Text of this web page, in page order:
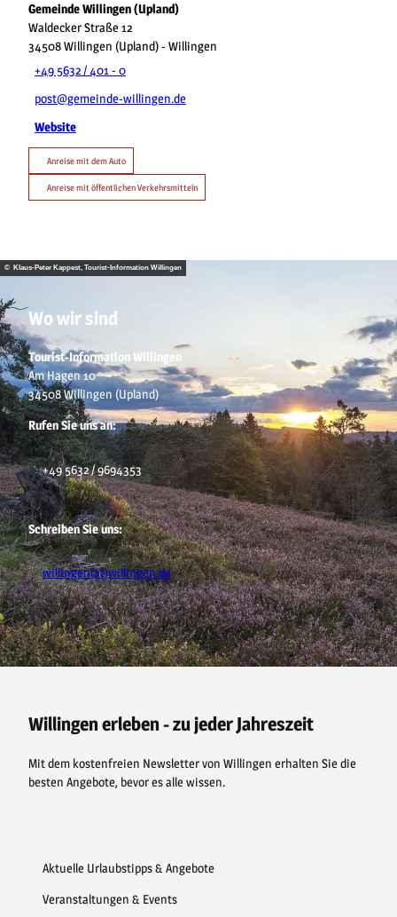
Gemeinde Willingen (Upland)
Waldecker Straße 12
34508Willingen (Upland)- Willingen
+49 5632 / 401 - 0
post@gemeinde-willingen.de
Website
Anreise mit dem Auto
Anreise mit öffentlichen Verkehrsmitteln
© Klaus-Peter Kappest, Tourist-Information Willingen
Wo wir sind
Tourist-Information Willingen
Am Hagen 10
34508 Willingen (Upland)
Rufen Sie uns an:
+49 5632 / 9694353
Schreiben Sie uns:
willingen(at)willingen.de
F
a
c
o
k
P
i
n
e
s
Y
o
u
e
I
n
s
r
a
Willingen erleben - zu jeder Jahreszeit
Mit dem kostenfreien Newsletter von Willingen erhalten Sie die
besten Angebote, bevor es alle wissen.
Aktuelle Urlaubstipps & Angebote
Veranstaltungen & Events